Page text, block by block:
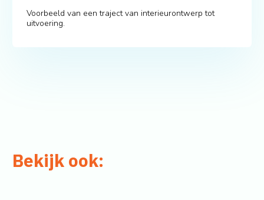
Voorbeeld van een traject van interieurontwerp tot
uitvoering.
Bekijk ook: